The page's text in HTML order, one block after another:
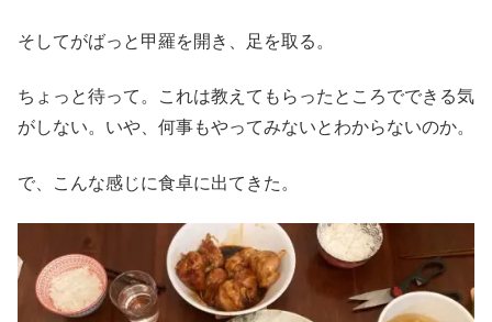
そしてがばっと甲羅を開き、足を取る。
ちょっと待って。これは教えてもらったところでできる気
がしない。いや、何事もやってみないとわからないのか。
で、こんな感じに食卓に出てきた。